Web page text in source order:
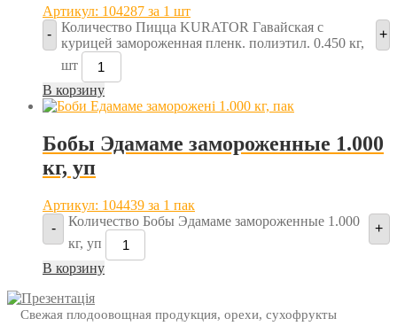
Артикул: 104287 за 1 шт
-
Количество Пицца KURATOR Гавайская с
курицей замороженная пленк. полиэтил. 0.450 кг,
шт
+
В корзину
Бобы Эдамаме замороженные 1.000
кг, уп
Артикул: 104439 за 1 пак
-
Количество Бобы Эдамаме замороженные 1.000
кг, уп
+
В корзину
Свежая плодоовощная продукция, орехи, сухофрукты